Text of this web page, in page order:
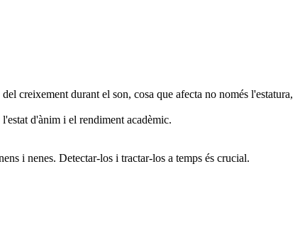
creixement durant el son, cosa que afecta no només l'estatura,
d'ànim i el rendiment acadèmic.
i nenes. Detectar-los i tractar-los a temps és crucial.